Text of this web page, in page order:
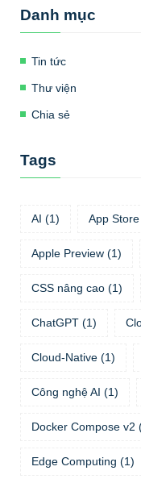
Danh mục
Tin tức
Thư viện
Chia sẻ
Tags
AI (1) App Store
Apple Preview (1)
CSS nâng cao (1)
ChatGPT (1)
Cloud-Native (1)
Công nghệ AI (1)
Docker Compose v2
Edge Computing (1)